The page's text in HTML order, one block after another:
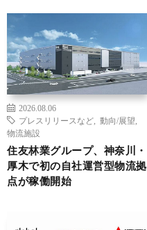
2026.08.06
プレスリリースなど
動向/展望
物流施設
住友林業グループ、神奈川・
厚木で初の自社運営型物流拠
点が稼働開始